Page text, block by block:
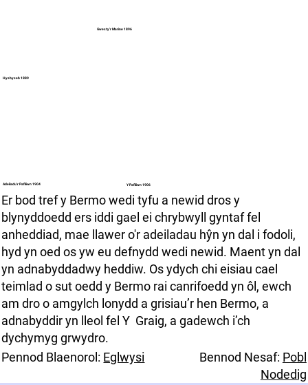
Gwesty'r Marine 1896
Hysbyseb 1889
Adeiladu'r Pafiliwn 1904 Y Pafiliwn 1906
Er bod tref y Bermo wedi tyfu a newid dros y
blynyddoedd ers iddi gael ei chrybwyll gyntaf fel
anheddiad, mae llawer o'r adeiladau hŷn yn dal i fodoli,
hyd yn oed os yw eu defnydd wedi newid. Maent yn dal
yn adnabyddadwy heddiw. Os ydych chi eisiau cael
teimlad o sut oedd y Bermo rai canrifoedd yn ôl, ewch
am dro o amgylch lonydd a grisiau’r hen Bermo, a
adnabyddir yn lleol fel Y Graig, a gadewch i’ch
dychymyg grwydro.
Pennod Blaenorol: Eglwysi Bennod Nesaf: Pobl
Nodedig